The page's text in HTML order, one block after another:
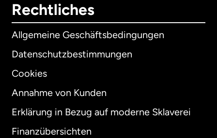
Rechtliches
Allgemeine Geschäftsbedingungen
Datenschutzbestimmungen
Cookies
Annahme von Kunden
Erklärung in Bezug auf moderne Sklaverei
Finanzübersichten
International English